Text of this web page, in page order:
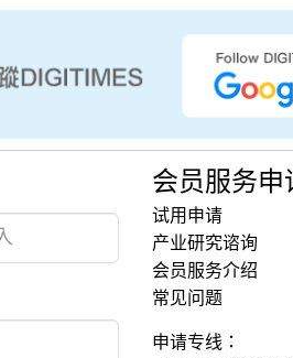
会员服务申
试用申请
产业研究谘询
会员服务介绍
常见问题
申请专线：